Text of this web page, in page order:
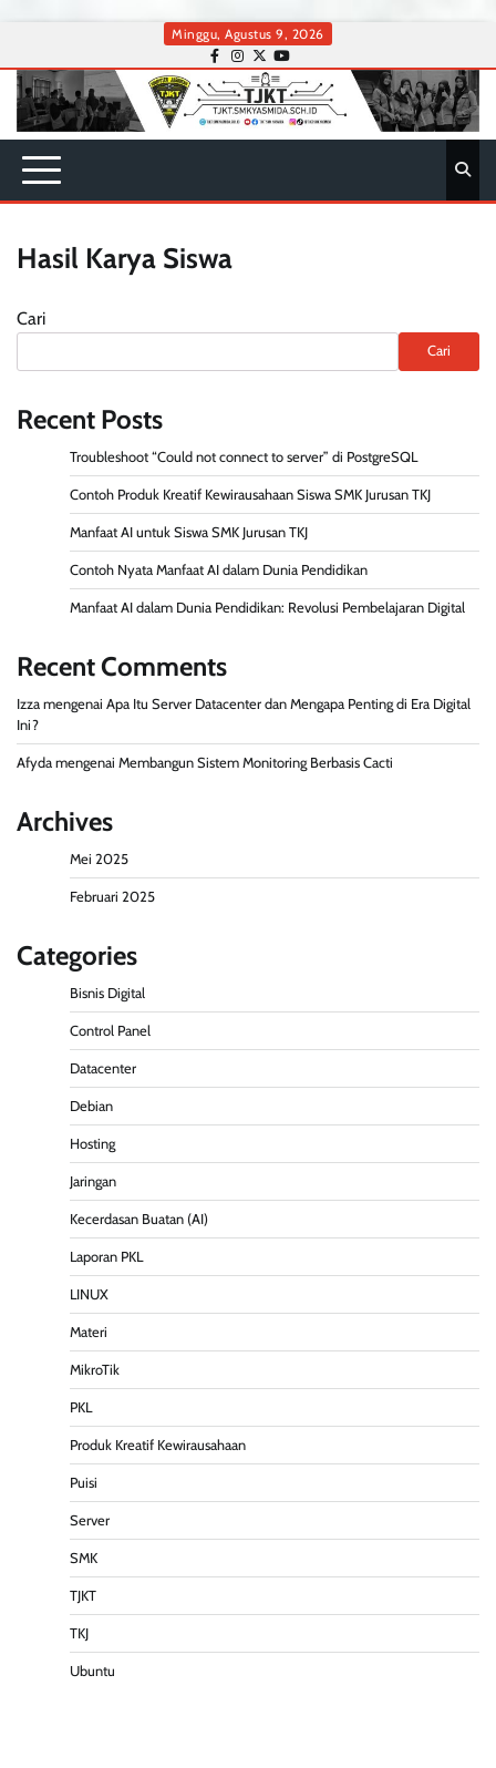
content
Minggu, Agustus 9, 2026
facebook
instagram
twitteryoutube
Hasil Karya Siswa
Cari
Cari
Recent Posts
Troubleshoot “Could not connect to server” di PostgreSQL
Contoh Produk Kreatif Kewirausahaan Siswa SMK Jurusan TKJ
Manfaat AI untuk Siswa SMK Jurusan TKJ
Contoh Nyata Manfaat AI dalam Dunia Pendidikan
Manfaat AI dalam Dunia Pendidikan: Revolusi Pembelajaran Digital
Recent Comments
Izza mengenai Apa Itu Server Datacenter dan Mengapa Penting di Era Digital
Ini?
Afyda mengenai Membangun Sistem Monitoring Berbasis Cacti
Archives
Mei 2025
Februari 2025
Categories
Bisnis Digital
Control Panel
Datacenter
Debian
Hosting
Jaringan
Kecerdasan Buatan (AI)
Laporan PKL
LINUX
Materi
MikroTik
PKL
Produk Kreatif Kewirausahaan
Puisi
Server
SMK
TJKT
TKJ
Ubuntu